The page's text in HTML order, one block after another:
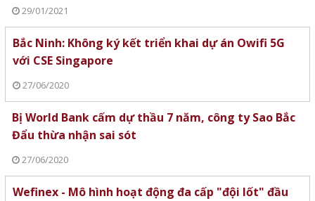
29/01/2021
Bắc Ninh: Không ký kết triển khai dự án Owifi 5G
với CSE Singapore
27/06/2020
Bị World Bank cấm dự thầu 7 năm, công ty Sao Bắc
Đẩu thừa nhận sai sót
27/06/2020
Wefinex - Mô hình hoạt động đa cấp "đội lốt" đầu